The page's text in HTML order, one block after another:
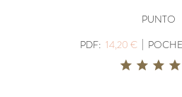
PUNTO
PDF: 14,20 €|